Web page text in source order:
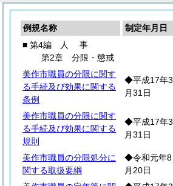
例規名称 制定年月日
■ 第4編
人 事
第2章 分限・懲戒
美作市職員の分限に関す
る手続及び効果に関する
条例
◆平成17年3
月31日
美作市職員の分限に関す
る手続及び効果に関する
規則
◆平成17年3
月31日
美作市職員の分限処分に
関する取扱要綱
◆令和元年8
月20日